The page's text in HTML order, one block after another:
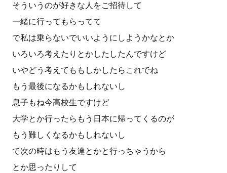
そういうのが好きな人をご招待して
一緒に行ってもらってて
で私は乗らないでいいようにしようかなとか
いろいろ考えたりとかしたしたんですけど
いやどう考えてももしかしたらこれでね
もう最後になるかもしれないし
息子もね今高校生ですけど
大学とか行ったらもう日本に帰ってくるのが
もう難しくなるかもしれないし
で次の時はもう友達とかと行っちゃうから
とか思ったりして